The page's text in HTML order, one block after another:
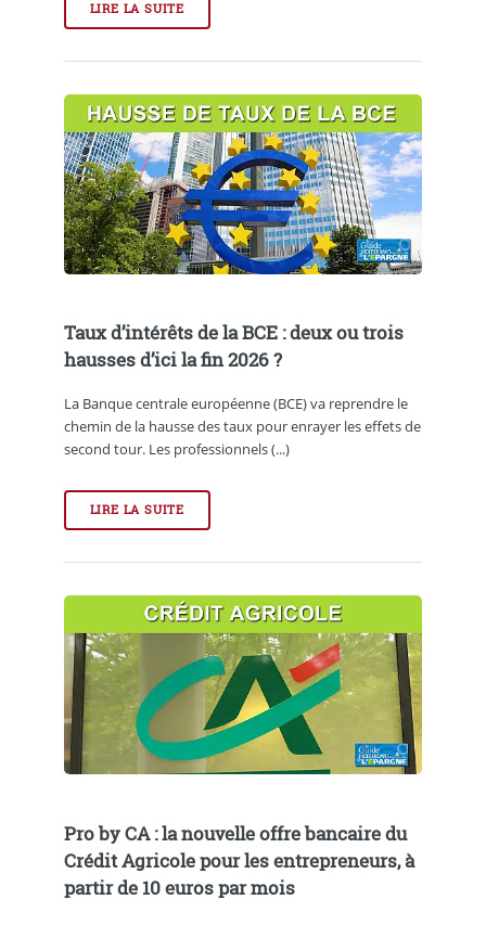
LIRE LA SUITE
Taux d’intérêts de la BCE : deux ou trois
hausses d’ici la fin 2026 ?
La Banque centrale européenne (BCE) va reprendre le
chemin de la hausse des taux pour enrayer les effets de
second tour. Les professionnels (...)
LIRE LA SUITE
Pro by CA : la nouvelle offre bancaire du
Crédit Agricole pour les entrepreneurs, à
partir de 10 euros par mois